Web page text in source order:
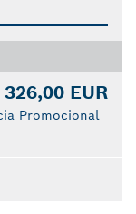
326,00 EUR
Promocional